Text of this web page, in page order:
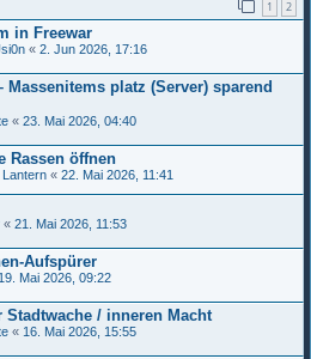
1 2
in Freewar
« 2. Jun 2026, 17:16
Massenitems platz (Server) sparend
« 23. Mai 2026, 04:40
Rassen öffnen
Lantern « 22. Mai 2026, 11:41
« 21. Mai 2026, 11:53
Aufspürer
Mai 2026, 09:22
Stadtwache / inneren Macht
« 16. Mai 2026, 15:55